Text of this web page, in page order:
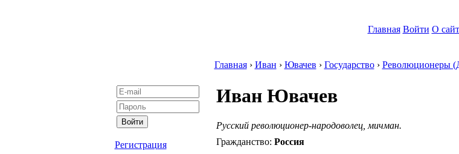
Главная Войти О
Регистрация
Главная› Иван › Ювачев › Государство› Революционеры
Иван Ювачев
Русский революционер-народоволец, мичман.
Гражданство: Россия